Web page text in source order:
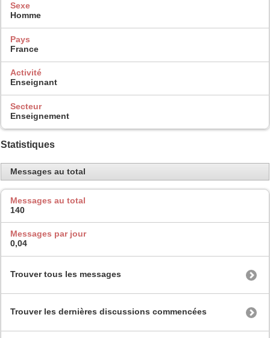
Sexe
Homme
Pays
France
Activité
Enseignant
Secteur
Enseignement
Statistiques
Messages au total
Messages au total
140
Messages par jour
0,04
Trouver tous les messages
Trouver les dernières discussions commencées